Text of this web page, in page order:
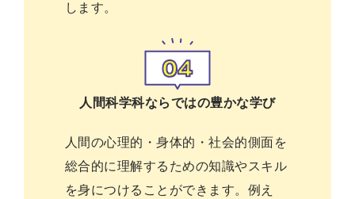
します。
人間科学科ならではの豊かな学び
人間の心理的・身体的・社会的側面を
総合的に理解するための知識やスキル
を身につけることができます。例え